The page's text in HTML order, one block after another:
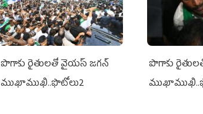
పొగాకు రైతుల‌తో వైయ‌స్ జ‌గ‌న్
ముఖాముఖి..ఫొటోలు2
పొగాకు